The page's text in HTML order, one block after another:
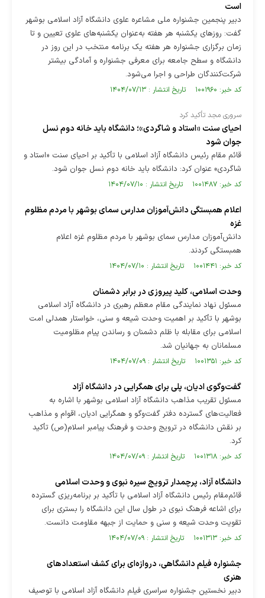
است
دبیر پنجمین جشنواره ملی مشاعره علوی دانشگاه آزاد اسلامی بوشهر
گفت: روز‌های یکشنبه هر هفته به‌عنوان یکشنبه‌های علوی تعیین و تا
زمان برگزاری جشنواره هر هفته یک برنامه منتخب در این روز در
دانشگاه و سطح جامعه برای معرفی جشنواره و آمادگی بیشتر
شرکت‌کنندگان طراحی و اجرا می‌شود.
کد خبر: ۱۰۰۱۹۶۰ تاریخ انتشار : ۱۴۰۴/۰۷/۱۳
سروری مجد تأکید کرد
احیای سنت «استاد و شاگردی»؛ دانشگاه باید خانه دوم نسل
جوان شود
قائم مقام رئیس دانشگاه آزاد اسلامی با تأکید بر احیای سنت «استاد و
شاگردی» عنوان کرد: دانشگاه باید خانه دوم نسل جوان شود.
کد خبر: ۱۰۰۱۴۸۷ تاریخ انتشار : ۱۴۰۴/۰۷/۱۰
اعلام همبستگی دانش‌آموزان مدارس سمای بوشهر با مردم مظلوم
غزه
دانش‌آموزان مدارس سمای بوشهر با مردم مظلوم غزه اعلام
همبستگی کردند.
کد خبر: ۱۰۰۱۴۴۱ تاریخ انتشار : ۱۴۰۴/۰۷/۱۰
وحدت اسلامی، کلید پیروزی در برابر دشمنان
مسئول نهاد نمایندگی مقام معظم رهبری در دانشگاه آزاد اسلامی
بوشهر با تأکید بر اهمیت وحدت شیعه و سنی، خواستار همدلی امت
اسلامی برای مقابله با ظلم دشمنان و رساندن پیام مظلومیت
مسلمانان به جهانیان شد.
کد خبر: ۱۰۰۱۳۵۱ تاریخ انتشار : ۱۴۰۴/۰۷/۰۹
گفت‌وگوی ادیان، پلی برای همگرایی در دانشگاه آزاد
مسئول تقریب مذاهب دانشگاه آزاد اسلامی بوشهر با اشاره به
فعالیت‌های گسترده دفتر گفت‌و‌گو و همگرایی ادیان، اقوام و مذاهب
بر نقش دانشگاه در ترویج وحدت و فرهنگ پیامبر اسلام(ص) تأکید
کرد.
کد خبر: ۱۰۰۱۳۱۸ تاریخ انتشار : ۱۴۰۴/۰۷/۰۹
دانشگاه آزاد، پرچمدار ترویج سیره نبوی و وحدت اسلامی
قائم‌مقام رئیس دانشگاه آزاد اسلامی با تأکید بر برنامه‌ریزی گسترده
برای اشاعه فرهنگ نبوی در طول سال این دانشگاه را بستری برای
تقویت وحدت شیعه و سنی و حمایت از جبهه مقاومت دانست.
کد خبر: ۱۰۰۱۳۱۳ تاریخ انتشار : ۱۴۰۴/۰۷/۰۹
جشنواره فیلم دانشگاهی، دروازه‌ای برای کشف استعداد‌های
هنری
دبیر نخستین جشنواره سراسری فیلم دانشگاه آزاد اسلامی با توصیف